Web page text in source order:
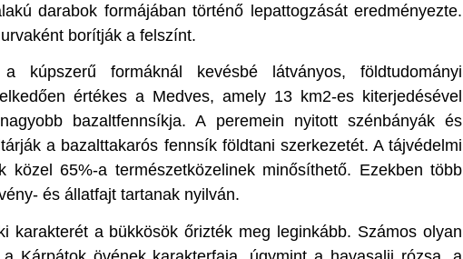
darabok formájában történő lepattogzását eredményezte.
borítják a felszínt.
kúpszerű formáknál kevésbé látványos, földtudományi
értékes a Medves, amely 13 km2-es kiterjedésével
bazaltfennsíkja. A peremein nyitott szénbányák és
a bazalttakarós fennsík földtani szerkezetét. A tájvédelmi
közel 65%-a természetközelinek minősíthető. Ezekben több
és állatfajt tartanak nyilván.
karakterét a bükkösök őrizték meg leginkább. Számos olyan